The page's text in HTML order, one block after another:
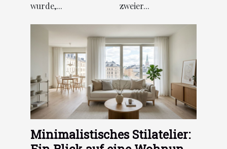
wurde,...
zweier...
Minimalistisches Stilatelier: